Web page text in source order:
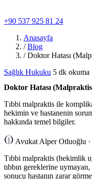
+90 537 925 81 24
Anasayfa
/ Blog
/ Doktor Hatası
Sağlık Hukuku 5 dk okuma
Doktor Hatası
Tıbbi malpraktis ile
hekimin ve hastanenin
hakkında temel bilgiler.
Avukat Alper Otluoğlu ·
Tıbbi malpraktis (hekimlik
tıbbın gereklerine
sonucu hastanın zarar